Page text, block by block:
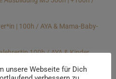
| 100h / AYA & Mama-Baby-
100h / AYA & Kinder
unsere Webseite für Dich